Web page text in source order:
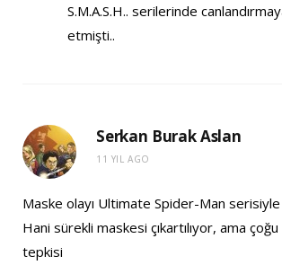
S.M.A.S.H.. serilerinde
etmişti..
Serkan Burak Aslan
11 YIL AGO
Maske olayı Ultimate Spider-Man
Hani sürekli maskesi çıkartılıyor, ama
tepkisi